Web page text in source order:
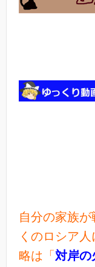
自分の家族
くのロシア
略は「 対岸の